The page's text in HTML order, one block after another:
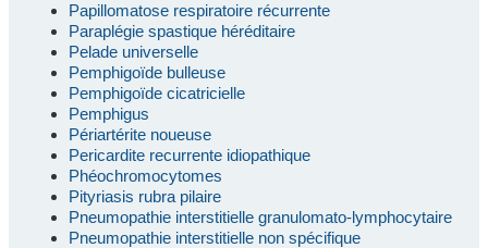
Papillomatose respiratoire récurrente
Paraplégie spastique héréditaire
Pelade universelle
Pemphigoïde bulleuse
Pemphigoïde cicatricielle
Pemphigus
Périartérite noueuse
Pericardite recurrente idiopathique
Phéochromocytomes
Pityriasis rubra pilaire
Pneumopathie interstitielle granulomato-lymphocytaire
Pneumopathie interstitielle non spécifique